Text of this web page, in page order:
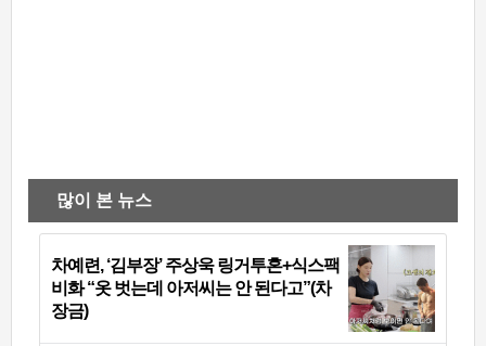
많이 본 뉴스
차예련, ‘김부장’ 주상욱 링거투혼+식스팩
비화 “옷 벗는데 아저씨는 안 된다고”(차
장금)